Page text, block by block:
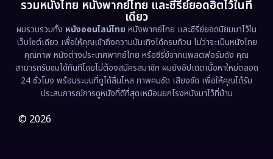
รวมหนังไทย หนังพากย์ไทย และซีรี่ย์ยอดฮิตไว้ในที่
เดียว
ผมรวบรวมทั้ง หนังออนไลน์ไทย หนังพากย์ไทย และซีรี่ย์ยอดนิยมมาไว้ใน
เว็บไซต์เดียว เพื่อให้คุณเข้าถึงความบันเทิงได้ครบถ้วน ไม่ว่าจะเป็นหนังไทย
คุณภาพ หนังต่างประเทศพากย์ไทย หรือซีรี่ย์จากแพลตฟอร์มดัง คุณ
สามารถรับชมได้ทันทีโดยไม่ต้องสมัครสมาชิก ผมยังอัปเดตเนื้อหาใหม่ตลอด
24 ชั่วโมง พร้อมระบบที่ดูได้ลื่นไหล ภาพคมชัด เสียงชัด เพื่อให้คุณได้รับ
ประสบการณ์การดูหนังที่ดีที่สุดเหมือนยกโรงหนังมาไว้ที่บ้าน
© 2026